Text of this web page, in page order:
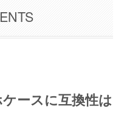
ースに互換性は